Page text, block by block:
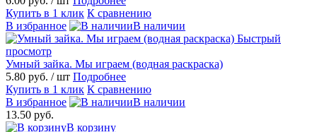
Купить в 1 клик К сравнению
В избранное
В наличии
Быстрый
просмотр
Умный зайка. Мы играем (водная раскраска)
5.80 руб. / шт Подробнее
Купить в 1 клик К сравнению
В избранное
В наличии
13.50 руб.
В корзину